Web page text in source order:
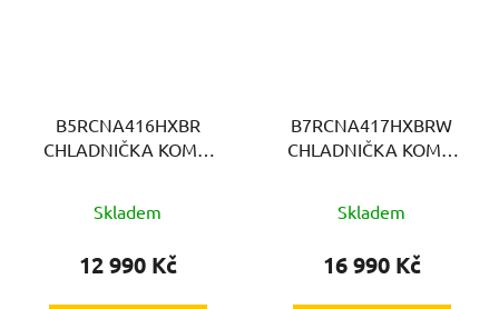
B5RCNA416HXBR
CHLADNIČKA KOMBI
Skladem
12 990 Kč
B7RCNA417HXBRW
CHLADNIČKA KOMBI
Skladem
16 990 Kč